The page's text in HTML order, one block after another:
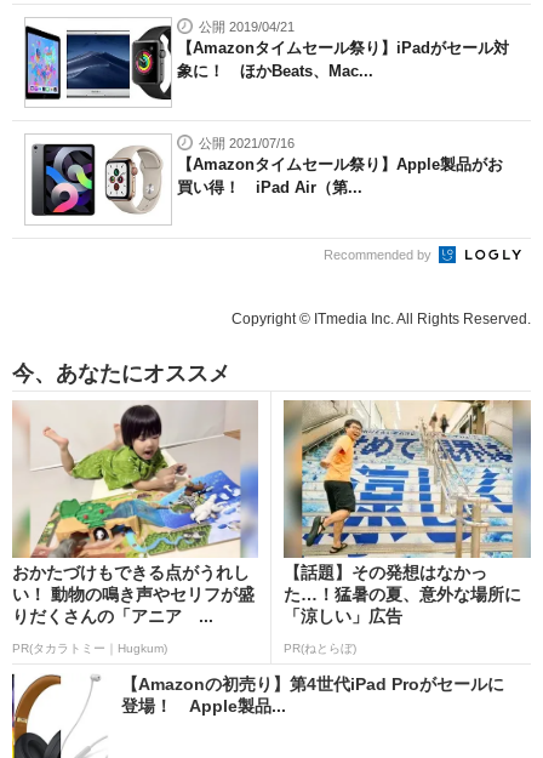
公開 2019/04/21
【Amazonタイムセール祭り】iPadがセール対
象に！ ほかBeats、Mac...
公開 2021/07/16
【Amazonタイムセール祭り】Apple製品がお
買い得！ iPad Air（第...
Recommended by
Copyright © ITmedia Inc. All Rights Reserved.
今、あなたにオススメ
おかたづけもできる点がうれし
い！ 動物の鳴き声やセリフが盛
りだくさんの「アニア ...
PR(タカラトミー｜Hugkum)
【話題】その発想はなかっ
た…！猛暑の夏、意外な場所に
「涼しい」広告
PR(ねとらぼ)
【Amazonの初売り】第4世代iPad Proがセールに
登場！ Apple製品...